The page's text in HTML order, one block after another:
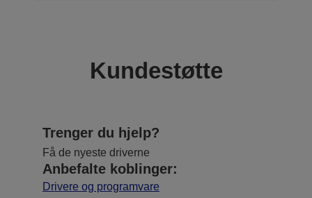
Kundestøtte
Trenger du hjelp?
Få de nyeste driverne
Anbefalte koblinger:
Drivere og programvare